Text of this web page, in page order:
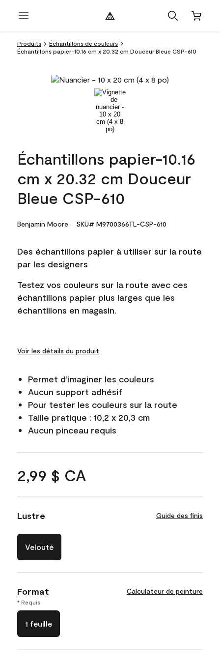
Produits
Échantillons de couleurs
Échantillons papier-10.16 cm x 20.32 cm Douceur Bleue CSP-610
Échantillons papier-10.16
cm x 20.32 cm Douceur
Bleue CSP-610
Benjamin Moore SKU# M9700366TL-CSP-610
Des échantillons papier à utiliser sur la route
par les designers
Testez vos couleurs sur la route avec ces
échantillons papier plus larges que les
échantillons en magasin.
Voir les détails du produit
Permet d’imaginer les couleurs
Aucun support adhésif
Pour tester les couleurs sur la route
Taille pratique : 10,2 x 20,3 cm
Aucun pinceau requis
2,99 $ CA
Lustre Guide des finis
Velouté
Format Calculateur de peinture
* Requis
1 feuille